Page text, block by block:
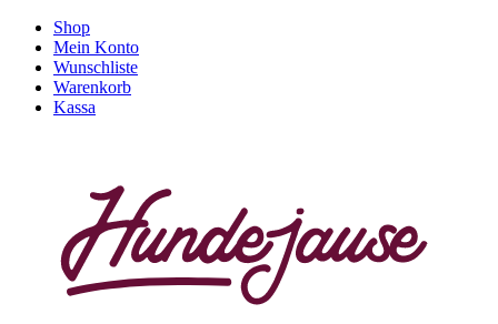
Shop
Mein Konto
Wunschliste
Warenkorb
Kassa